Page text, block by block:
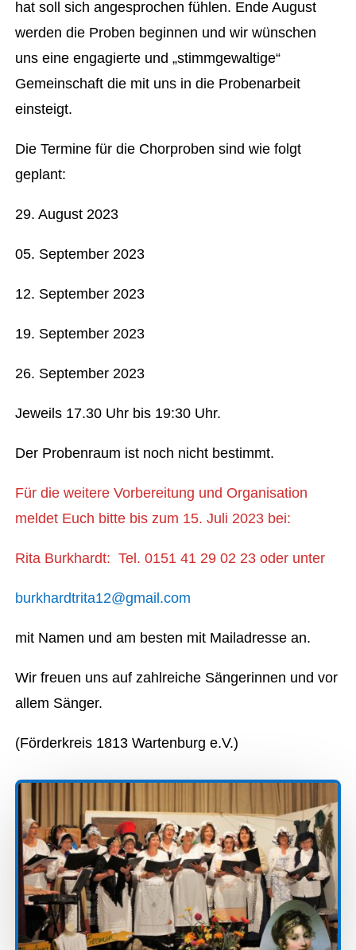
hat soll sich angesprochen fühlen. Ende August
werden die Proben beginnen und wir wünschen
uns eine engagierte und „stimmgewaltige“
Gemeinschaft die mit uns in die Probenarbeit
einsteigt.
Die Termine für die Chorproben sind wie folgt
geplant:
29. August 2023
05. September 2023
12. September 2023
19. September 2023
26. September 2023
Jeweils 17.30 Uhr bis 19:30 Uhr.
Der Probenraum ist noch nicht bestimmt.
Für die weitere Vorbereitung und Organisation
meldet Euch bitte bis zum 15. Juli 2023 bei:
Rita Burkhardt: Tel. 0151 41 29 02 23 oder unter
burkhardtrita12@gmail.com
mit Namen und am besten mit Mailadresse an.
Wir freuen uns auf zahlreiche Sängerinnen und vor
allem Sänger.
(Förderkreis 1813 Wartenburg e.V.)